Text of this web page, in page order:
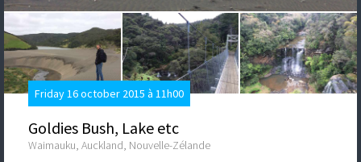
Friday 16 october 2015 à 11h00
Goldies Bush, Lake etc
Waimauku, Auckland, Nouvelle-Zélande